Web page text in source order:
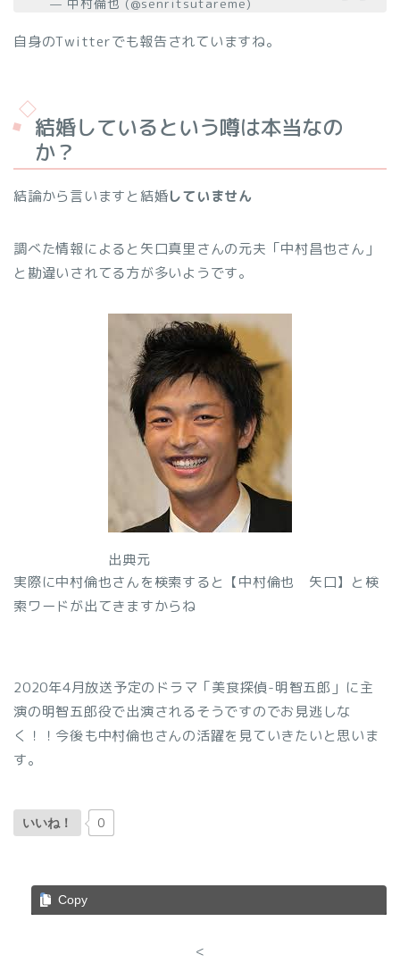
自身のTwitterでも報告されていますね。
結婚しているという噂は本当なの
か？
結論から言いますと結婚していません
調べた情報によると矢口真里さんの元夫「中村昌也さん」
と勘違いされてる方が多いようです。
出典元
実際に中村倫也さんを検索すると【中村倫也 矢口】と検
索ワードが出てきますからね
2020年4月放送予定のドラマ「美食探偵-明智五郎」に主
演の明智五郎役で出演されるそうですのでお見逃しな
く！！今後も中村倫也さんの活躍を見ていきたいと思いま
す。
いいね！ 0
Copy
<